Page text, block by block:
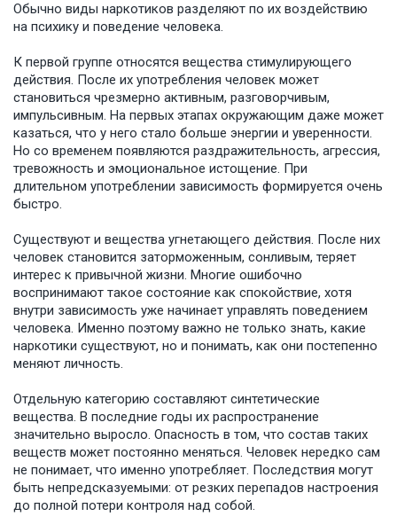
Обычно виды наркотиков разделяют по их воздействию
на психику и поведение человека.
К первой группе относятся вещества стимулирующего
действия. После их употребления человек может
становиться чрезмерно активным, разговорчивым,
импульсивным. На первых этапах окружающим даже может
казаться, что у него стало больше энергии и уверенности.
Но со временем появляются раздражительность, агрессия,
тревожность и эмоциональное истощение. При
длительном употреблении зависимость формируется очень
быстро.
Существуют и вещества угнетающего действия. После них
человек становится заторможенным, сонливым, теряет
интерес к привычной жизни. Многие ошибочно
воспринимают такое состояние как спокойствие, хотя
внутри зависимость уже начинает управлять поведением
человека. Именно поэтому важно не только знать, какие
наркотики существуют, но и понимать, как они постепенно
меняют личность.
Отдельную категорию составляют синтетические
вещества. В последние годы их распространение
значительно выросло. Опасность в том, что состав таких
веществ может постоянно меняться. Человек нередко сам
не понимает, что именно употребляет. Последствия могут
быть непредсказуемыми: от резких перепадов настроения
до полной потери контроля над собой.